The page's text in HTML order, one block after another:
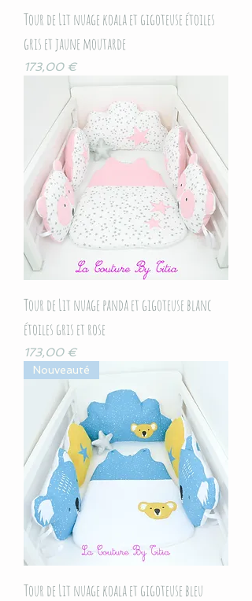
Tour de Lit nuage koala et gigoteuse étoiles
gris et jaune moutarde
Prix
173,00 €
Tour de Lit nuage panda et gigoteuse blanc
étoiles gris et rose
Prix
173,00 €
Nouveauté
Tour de Lit nuage koala et gigoteuse bleu